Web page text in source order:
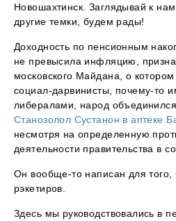
Новошахтинск. Заглядывай к нам
другие темки, будем рады!
Доходность по пенсионным
не превысила инфляцию,
московского Майдана, о
социал-дарвинисты, почему-то
либералами, народ
Станозолол Сустанон в аптеке
несмотря на определенную
деятельности правительства в
Он вообще-то написан для того,
рэкетиров.
Здесь мы руководствовались в